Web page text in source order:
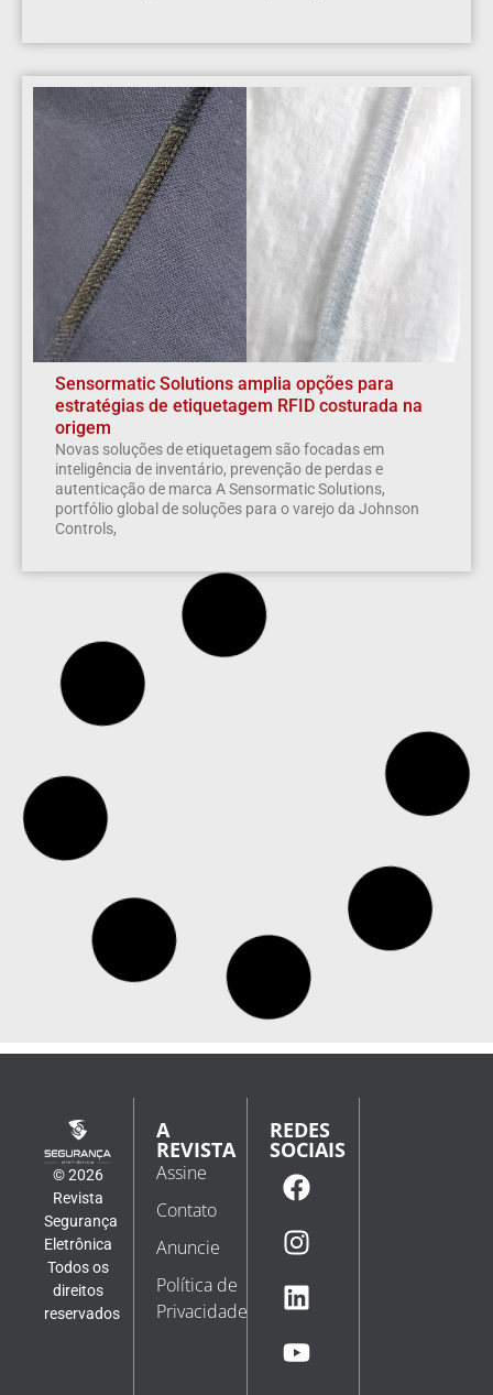
Sensormatic Solutions amplia opções para
estratégias de etiquetagem RFID costurada na
origem
Novas soluções de etiquetagem são focadas em
inteligência de inventário, prevenção de perdas e
autenticação de marca A Sensormatic Solutions,
portfólio global de soluções para o varejo da Johnson
Controls,
© 2026
Revista
Segurança
Eletrônica
Todos os
direitos
reservados
A
REVISTA
Assine
Contato
Anuncie
Política de
Privacidade
REDES
SOCIAIS